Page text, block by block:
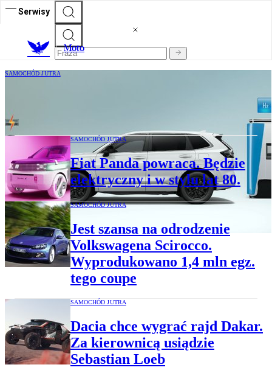
Serwisy
Moto
SAMOCHÓD JUTRA
To wodorowa… hybryda
SAMOCHÓD JUTRA
Fiat Panda powraca. Będzie
elektryczny i w stylu lat 80.
SAMOCHÓD JUTRA
Jest szansa na odrodzenie
Volkswagena Scirocco.
Wyprodukowano 1,4 mln egz.
tego coupe
SAMOCHÓD JUTRA
Dacia chce wygrać rajd Dakar.
Za kierownicą usiądzie
Sebastian Loeb